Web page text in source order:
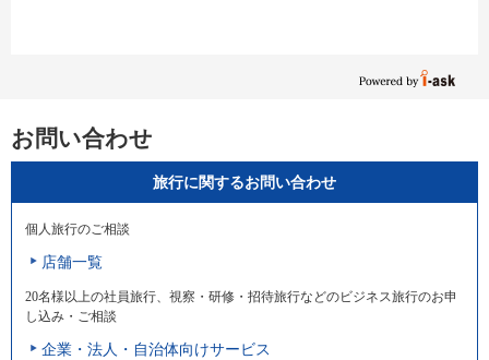
お問い合わせ
旅行に関するお問い合わせ
個人旅行のご相談
店舗一覧
20名様以上の社員旅行、視察・研修・招待旅行などのビジネス旅行のお申
し込み・ご相談
企業・法人・自治体向けサービス